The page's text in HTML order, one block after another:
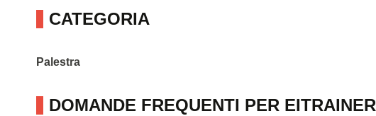
CATEGORIA
Palestra
DOMANDE FREQUENTI PER EITRAINER